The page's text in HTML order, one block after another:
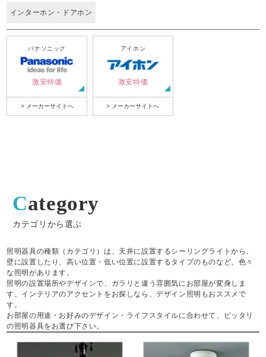
インターホン・ドアホン
パナソニック
激安特価
> メーカーサイトへ
アイホン
激安特価
> メーカーサイトへ
Category
カテゴリから選ぶ
照明器具の種類（カテゴリ）は、天井に設置するシーリングライトから、
壁に設置したり、高い位置・低い位置に設置するタイプのものなど、色々
な照明があります。
照明の設置場所やデザインで、ガラリと違う雰囲気にお部屋が変身しま
す。インテリアのアクセントをお探しなら、デザイン照明もおススメで
す。
お部屋の用途・お好みのデザイン・ライフスタイルに合わせて、ピッタリ
の照明器具をお選び下さい。